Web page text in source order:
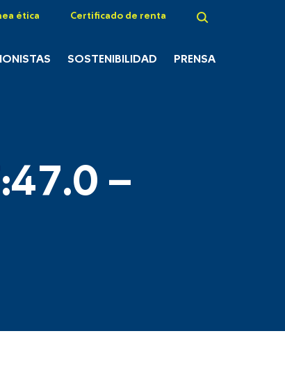
ética Certificado de renta
SOSTENIBILIDAD PRENSA
–